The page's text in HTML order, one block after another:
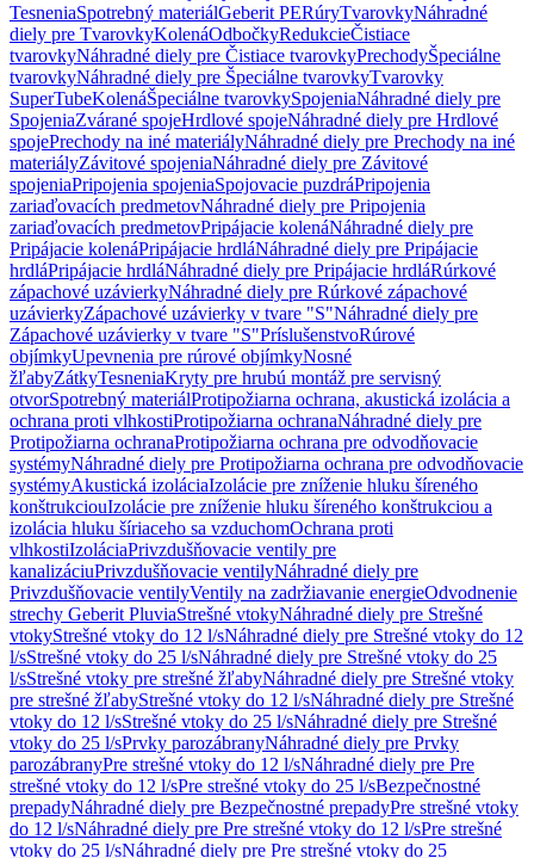
TesneniaSpotrebný materiálGeberit PERúryTvarovkyNáhradné
diely pre TvarovkyKolenáOdbočkyRedukcieČistiace
tvarovkyNáhradné diely pre Čistiace tvarovkyPrechodyŠpeciálne
tvarovkyNáhradné diely pre Špeciálne tvarovkyTvarovky
SuperTubeKolenáŠpeciálne tvarovkySpojeniaNáhradné diely pre
SpojeniaZvárané spojeHrdlové spojeNáhradné diely pre Hrdlové
spojePrechody na iné materiályNáhradné diely pre Prechody na iné
materiályZávitové spojeniaNáhradné diely pre Závitové
spojeniaPripojenia spojeniaSpojovacie puzdráPripojenia
zariaďovacích predmetovNáhradné diely pre Pripojenia
zariaďovacích predmetovPripájacie kolenáNáhradné diely pre
Pripájacie kolenáPripájacie hrdláNáhradné diely pre Pripájacie
hrdláPripájacie hrdláNáhradné diely pre Pripájacie hrdláRúrkové
zápachové uzávierkyNáhradné diely pre Rúrkové zápachové
uzávierkyZápachové uzávierky v tvare "S"Náhradné diely pre
Zápachové uzávierky v tvare "S"PríslušenstvoRúrové
objímkyUpevnenia pre rúrové objímkyNosné
žľabyZátkyTesneniaKryty pre hrubú montáž pre servisný
otvorSpotrebný materiálProtipožiarna ochrana, akustická izolácia a
ochrana proti vlhkostiProtipožiarna ochranaNáhradné diely pre
Protipožiarna ochranaProtipožiarna ochrana pre odvodňovacie
systémyNáhradné diely pre Protipožiarna ochrana pre odvodňovacie
systémyAkustická izoláciaIzolácie pre zníženie hluku šíreného
konštrukciouIzolácie pre zníženie hluku šíreného konštrukciou a
izolácia hluku šíriaceho sa vzduchomOchrana proti
vlhkostiIzoláciaPrivzdušňovacie ventily pre
kanalizáciuPrivzdušňovacie ventilyNáhradné diely pre
Privzdušňovacie ventilyVentily na zadržiavanie energieOdvodnenie
strechy Geberit PluviaStrešné vtokyNáhradné diely pre Strešné
vtokyStrešné vtoky do 12 l/sNáhradné diely pre Strešné vtoky do 12
l/sStrešné vtoky do 25 l/sNáhradné diely pre Strešné vtoky do 25
l/sStrešné vtoky pre strešné žľabyNáhradné diely pre Strešné vtoky
pre strešné žľabyStrešné vtoky do 12 l/sNáhradné diely pre Strešné
vtoky do 12 l/sStrešné vtoky do 25 l/sNáhradné diely pre Strešné
vtoky do 25 l/sPrvky parozábranyNáhradné diely pre Prvky
parozábranyPre strešné vtoky do 12 l/sNáhradné diely pre Pre
strešné vtoky do 12 l/sPre strešné vtoky do 25 l/sBezpečnostné
prepadyNáhradné diely pre Bezpečnostné prepadyPre strešné vtoky
do 12 l/sNáhradné diely pre Pre strešné vtoky do 12 l/sPre strešné
vtoky do 25 l/sNáhradné diely pre Pre strešné vtoky do 25